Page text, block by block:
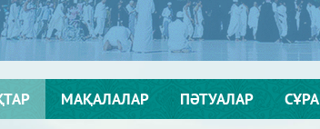
МАҚАЛАЛАР ПӘТУАЛАР